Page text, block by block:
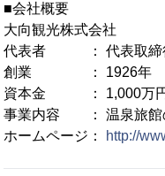
■会社概要
大向観光株式会社
代表者 ： 代表取締役
創業 ： 1926年
資本金 ： 1,000万
事業内容 ： 温泉旅館
ホームページ：
http://